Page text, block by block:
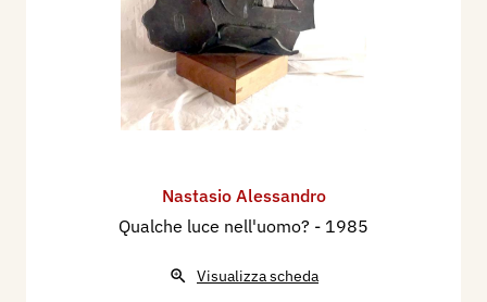
Nastasio Alessandro
Qualche luce nell'uomo? - 1985
Visualizza scheda